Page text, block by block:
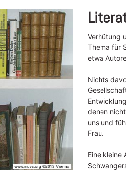
Verhütung
Thema für
etwa
Nichts
denen
uns und
Frau.
Eine kleine